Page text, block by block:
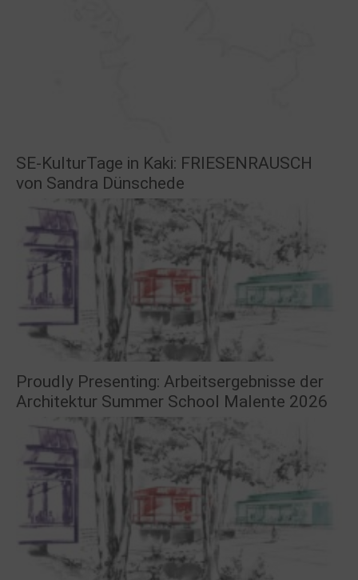
SE-KulturTage in Kaki: FRIESENRAUSCH
von Sandra Dünschede
Proudly Presenting: Arbeitsergebnisse der
Architektur Summer School Malente 2026